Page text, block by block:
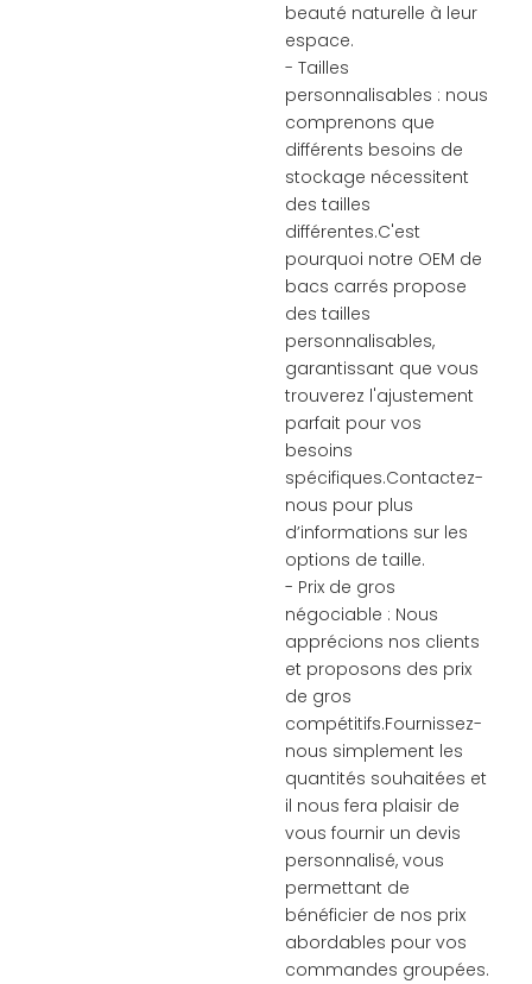
beauté naturelle à leur
espace.
- Tailles
personnalisables : nous
comprenons que
différents besoins de
stockage nécessitent
des tailles
différentes.C'est
pourquoi notre OEM de
bacs carrés propose
des tailles
personnalisables,
garantissant que vous
trouverez l'ajustement
parfait pour vos
besoins
spécifiques.Contactez-
nous pour plus
d’informations sur les
options de taille.
- Prix de gros
négociable : Nous
apprécions nos clients
et proposons des prix
de gros
compétitifs.Fournissez-
nous simplement les
quantités souhaitées et
il nous fera plaisir de
vous fournir un devis
personnalisé, vous
permettant de
bénéficier de nos prix
abordables pour vos
commandes groupées.